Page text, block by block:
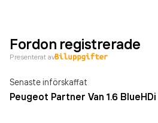
Fordon registrerade
Presenterat av
Senaste införskaffat
Peugeot Partner Van 1.6 BlueHDi